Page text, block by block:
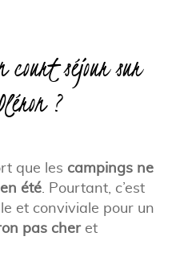
court séjour sur
?
que les campings ne
été. Pourtant, c’est
et conviviale pour un
pas cheret